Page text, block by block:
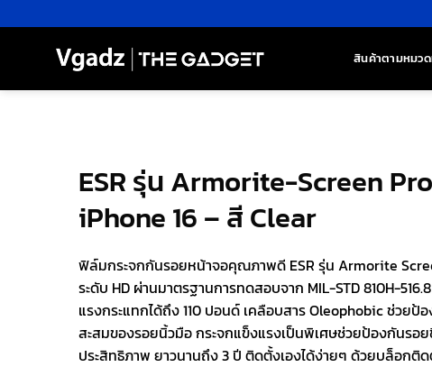
ไป
สินค้าตามหมว
ESR รุ่น Armorite-Screen
iPhone 16 – สี Clear
ฟิล์มกระจกกันรอยหน้าจอคุณภาพดี ESR รุ่น Armorite
ระดับ HD ผ่านมาตรฐานการทดสอบจาก MIL-STD 810H-
แรงกระแทกได้ถึง 110 ปอนด์ เคลือบสาร Oleophobic ช่วยป้
สะสมของรอยนิ้วมือ กระจกแข็งแรงเป็นพิเศษช่วยป้องกันรอ
ประสิทธิภาพ ยาวนานถึง 3 ปี ติดตั้งเองได้ง่ายๆ ด้วยบล็อกติ